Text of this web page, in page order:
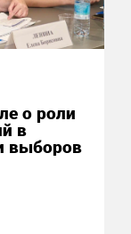
о роли
в
выборов